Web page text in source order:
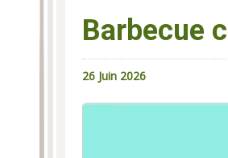
Barbecue
26 Juin 2026